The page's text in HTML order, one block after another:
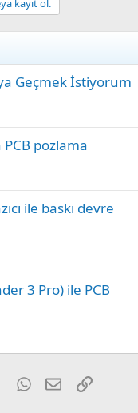
kayıt ol.
Geçmek İstiyorum
PCB pozlama
ile baskı devre
3 Pro) ile PCB
TumblrWhatsApp
E-postaLink